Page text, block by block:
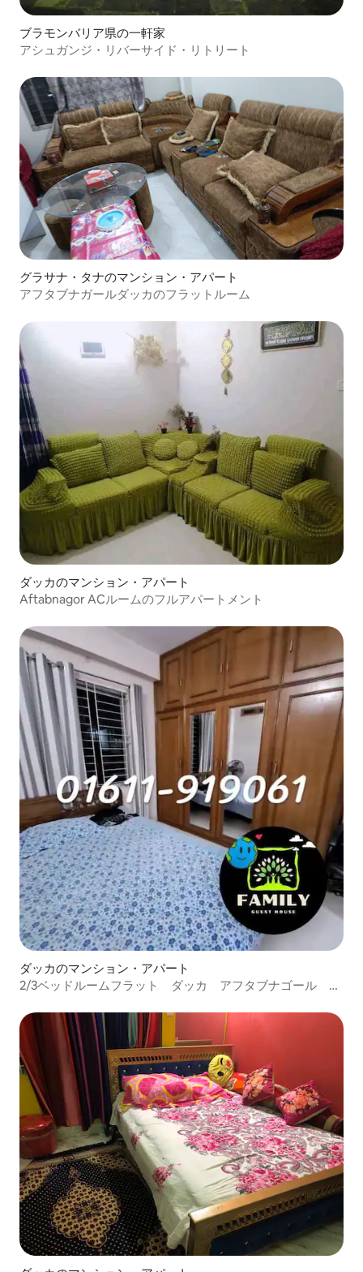
ブラモンバリア県の一軒家
アシュガンジ・リバーサイド・リトリート
グラサナ・タナのマンション・アパート
アフタブナガールダッカのフラットルーム
ダッカのマンション・アパート
Aftabnagor ACルームのフルアパートメント
ダッカのマンション・アパート
2/3ベッドルームフラット ダッカ アフタブナゴール エ